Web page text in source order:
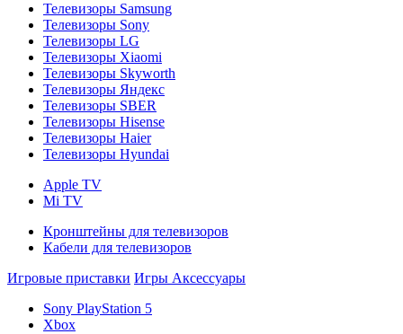
Телевизоры Samsung
Телевизоры Sony
Телевизоры LG
Телевизоры Xiaomi
Телевизоры Skyworth
Телевизоры Яндекс
Телевизоры SBER
Телевизоры Hisense
Телевизоры Haier
Телевизоры Hyundai
Apple TV
Mi TV
Кронштейны для телевизоров
Кабели для телевизоров
Игровые приставки Игры Аксессуары
Sony PlayStation 5
Xbox